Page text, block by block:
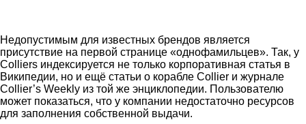
Недопустимым для известных брендов является
присутствие на первой странице «однофамильцев». Так, у
Colliers индексируется не только корпоративная статья в
Википедии, но и ещё статьи о корабле Collier и журнале
Collier’s Weekly из той же энциклопедии. Пользователю
может показаться, что у компании недостаточно ресурсов
для заполнения собственной выдачи.